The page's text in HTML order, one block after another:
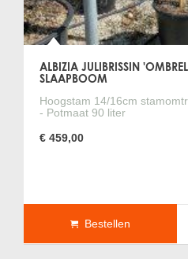
ALBIZIA JULIBRISSIN
SLAAPBOOM
Hoogstam 14/16cm
- Potmaat 90 liter
€ 459,00
Bestellen